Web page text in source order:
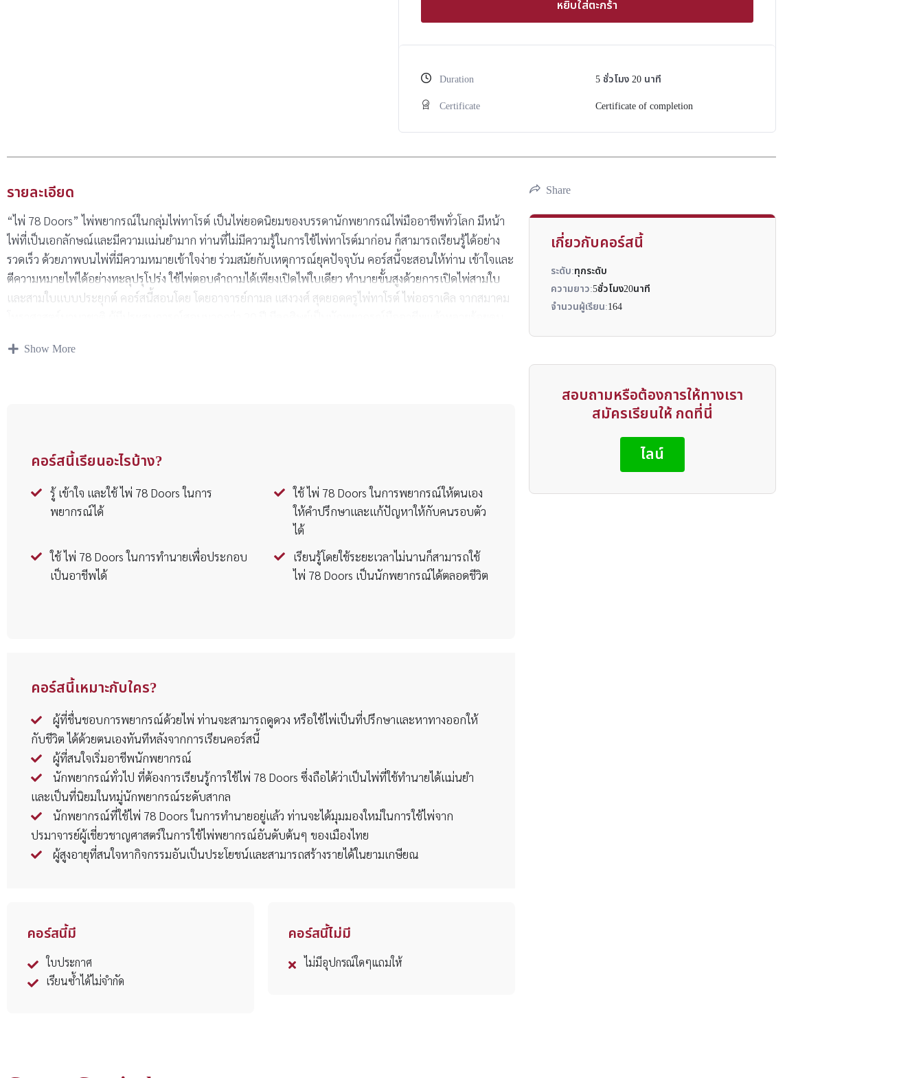
หยิบใส่ตะกร้า
Duration 5ชั่วโมง20 นาที
Certificate
Certificate of completion
รายละเอียด
“ไพ่ 78 Doors” ไพ่พยากรณ์ในกลุ่มไพ่ทาโรต์ เป็นไพ่ยอดนิยมของบรรดานักพยากรณ์ไพ่มืออาชีพทั่วโลก มีหน้า
ไพ่ที่เป็นเอกลักษณ์และมีความแม่นยำมาก ท่านที่ไม่มีความรู้ในการใช้ไพ่ทาโรต์มาก่อน ก็สามารถเรียนรู้ได้อย่าง
รวดเร็ว ด้วยภาพบนไพ่ที่มีความหมายเข้าใจง่าย ร่วมสมัยกับเหตุการณ์ยุคปัจจุบัน คอร์สนี้จะสอนให้ท่าน เข้าใจและ
ตีความหมายไพ่ได้อย่างทะลุปรุโปร่ง ใช้ไพ่ตอบคำถามได้เพียงเปิดไพ่ใบเดียว ทำนายขั้นสูงด้วยการเปิดไพ่สามใบ
และสามใบแบบประยุกต์ คอร์สนี้สอนโดย โดยอาจารย์กามล แสงวงศ์ สุดยอดครูไพ่ทาโรต์ ไพ่ออราเคิล จากสมาคม
Show More
คอร์สนี้เรียนอะไรบ้าง?
รู้ เข้าใจ และใช้ ไพ่ 78 Doors ในการ
พยากรณ์ได้
ใช้ ไพ่ 78 Doors ในการพยากรณ์ให้ตนเอง
ให้คำปรึกษาและแก้ปัญหาให้กับคนรอบตัว
ได้
ใช้ ไพ่ 78 Doors ในการทำนายเพื่อประกอบ
เป็นอาชีพได้
เรียนรู้โดยใช้ระยะเวลาไม่นานก็สามารถใช้
ไพ่ 78 Doors เป็นนักพยากรณ์ได้ตลอดชีวิต
คอร์สนี้เหมาะกับใคร?
ผู้ที่ชื่นชอบการพยากรณ์ด้วยไพ่ ท่านจะสามารถดูดวง หรือใช้ไพ่เป็นที่ปรึกษาและหาทางออกให้
กับชีวิต ได้ด้วยตนเองทันทีหลังจากการเรียนคอร์สนี้
ผู้ที่สนใจเริ่มอาชีพนักพยากรณ์
นักพยากรณ์ทั่วไป ที่ต้องการเรียนรู้การใช้ไพ่ 78 Doors ซึ่งถือได้ว่าเป็นไพ่ที่ใช้ทำนายได้แม่นยำ
และเป็นที่นิยมในหมู่นักพยากรณ์ระดับสากล
นักพยากรณ์ที่ใช้ไพ่ 78 Doors ในการทำนายอยู่แล้ว ท่านจะได้มุมมองใหม่ในการใช้ไพ่จาก
ปรมาจารย์ผู้เชี่ยวชาญศาสตร์ในการใช้ไพ่พยากรณ์อันดับต้นๆ ของเมืองไทย
ผู้สูงอายุที่สนใจหากิจกรรมอันเป็นประโยชน์และสามารถสร้างรายได้ในยามเกษียณ
คอร์สนี้มี
ใบประกาศ
เรียนซ้ำได้ไม่จำกัด
คอร์สนี้ไม่มี
ไม่มีอุปกรณ์ใดๆแถมให้
Share
เกี่ยวกับคอร์สนี้
ระดับ:ทุกระดับ
ความยาว:5ชั่วโมง20นาที
จำนวนผู้เรียน:164
สอบถามหรือต้องการให้ทางเรา
สมัครเรียนให้ กดที่นี่
ไลน์